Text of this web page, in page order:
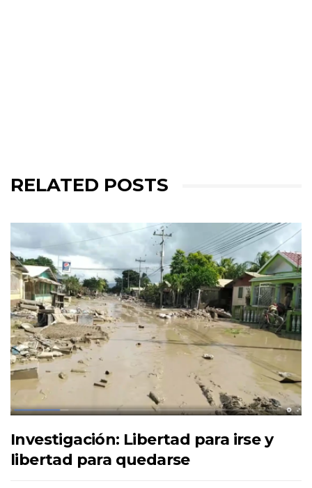
RELATED POSTS
Investigación: Libertad para irse y
libertad para quedarse